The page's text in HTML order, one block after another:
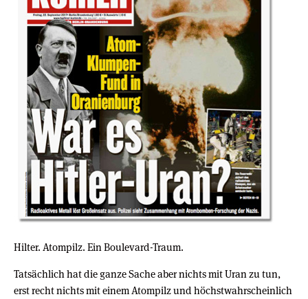
Hilter. Atompilz. Ein Boulevard-Traum.
Tatsächlich hat die ganze Sache aber nichts mit Uran zu tun,
erst recht nichts mit einem Atompilz und höchstwahrscheinlich